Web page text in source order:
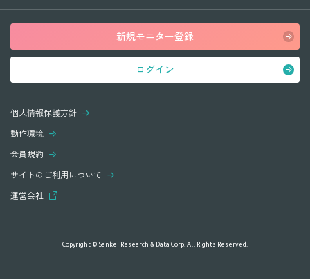
新規モニター登録
ログイン
Copyright © Sankei Research & Data Corp. All Rights Reserved.
個人情報保護方針
動作環境
会員規約
サイトのご利用について
運営会社